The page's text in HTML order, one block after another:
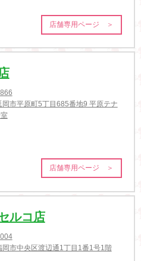
店舗専用ページ ＞
岡市平原町5丁目685番地9 平原テナ
店舗専用ページ ＞
ルコ店
岡市中央区渡辺通1丁目1番1号1階